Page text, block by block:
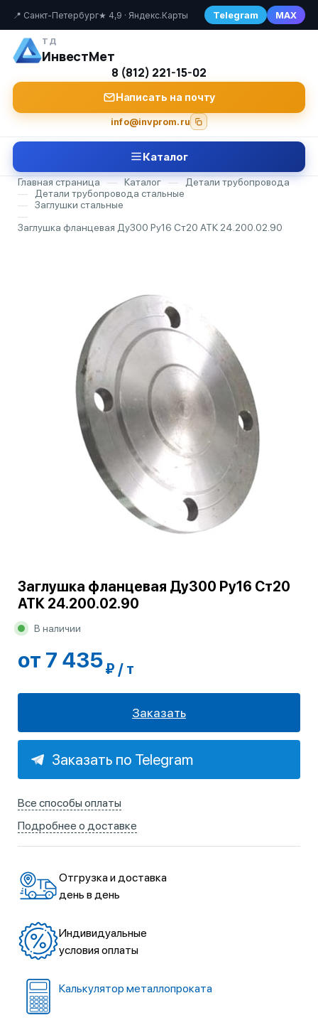
📍 Санкт-Петербург★ 4,9 · Яндекс.Карты Telegram MAX
ТД
ИнвестМет
8 (812) 221-15-02
Написать на почту
info@invprom.ru
Каталог
Главная страница — Каталог —
Детали трубопровода
—
Детали трубопровода стальные
—
Заглушки стальные
—
Заглушка фланцевая Ду300 Ру16 Ст20 АТК 24.200.02.90
Заглушка фланцевая Ду300 Ру16 Ст20
АТК 24.200.02.90
В наличии
от 7 435₽ / т
Заказать
Заказать по Telegram
Все способы оплаты
Подробнее о доставке
Отгрузка и доставка
день в день
Индивидуальные
условия оплаты
Калькулятор металлопроката